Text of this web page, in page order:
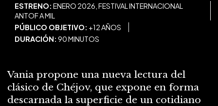
ESTRENO: ENERO 2026, FESTIVAL INTERNACIONAL
ANTOF A MIL
PÚBLICO OBJETIVO: +12 AÑOS
DURACIÓN: 90 MINUTOS
Vania propone una nueva lectura del
clásico de Chéjov, que expone en forma
descarnada la superficie de un cotidiano